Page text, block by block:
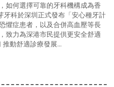
如何選擇可靠的牙科機構成為香
科於深圳正式發布「安心種牙計
懼症患者，以及合併高血壓等長
致力為深港市民提供更安全舒適
動舒適診療發展...